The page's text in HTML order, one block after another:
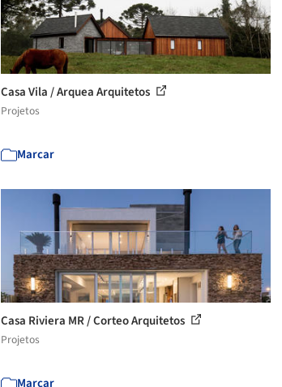
Casa Vila / Arquea Arquitetos
Projetos
Marcar
Casa Riviera MR / Corteo Arquitetos
Projetos
Marcar